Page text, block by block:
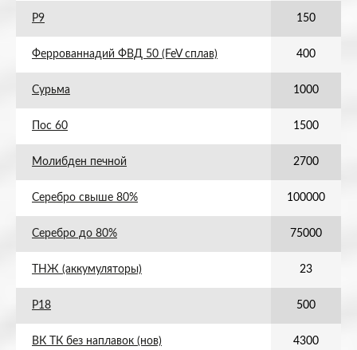
Р9 150
Феррованнадий ФВД 50 (FeV сплав) 400
Сурьма 1000
Пос 60 1500
Молибден печной 2700
Серебро свыше 80% 100000
Серебро до 80% 75000
ТНЖ (аккумуляторы) 23
Р18 500
ВК ТК без наплавок (нов) 4300